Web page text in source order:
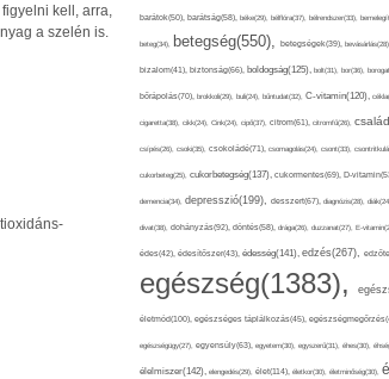
kell, arra,
a szelén is.
barátok(50), barátság(58), béke(29), bélflóra(37), bélrendszer(33),
beteg(34), betegség(550), betegségek(39), bevásárlás(28),
bizalom(41), biztonság(66), boldogság(125), bolt(31), bor(36),
bőrápolás(70), brokkoli(29), buli(24), bűntudat(32), C-vitamin(120),
cigaretta(38), cikk(24), Cink(24), cipő(37), citrom(61), citromfű(26),
csípés(26), csoki(35), csokoládé(71), csomagolás(24), csont(33),
cukorbeteg(25), cukorbetegség(137), cukormentes(69), D-
demencia(34), depresszió(199), desszert(67), diagnózis(28),
divat(38), dohányzás(92), döntés(58), drága(26), duzzanat(27), E-
édes(42), édesítőszer(43), édesség(141), edzés(267),
egészség(1383),
életmód(100), egészséges táplálkozás(45),
egészségügy(27), egyensúly(63), egyetem(30), egyszerű(31), éhes(30),
élelmiszer(142), elengedés(29), élet(114), életkor(30), életminőség(30),